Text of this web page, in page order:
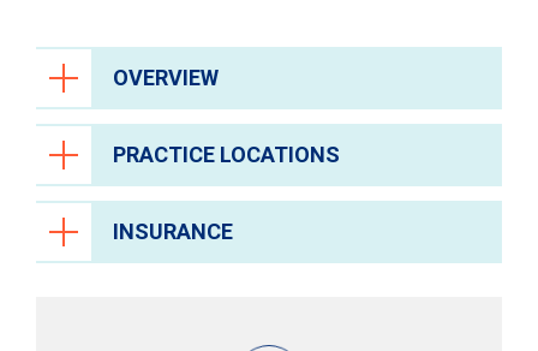
OVERVIEW
PRACTICE LOCATIONS
INSURANCE